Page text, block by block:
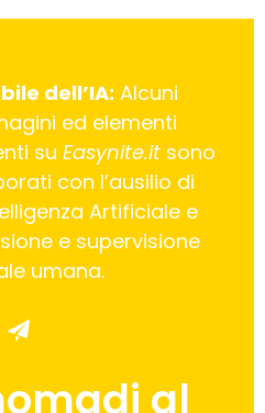
dell’IA: Alcuni
ed elementi
su Easynite.itsono
con l’ausilio di
Artificiale e
e supervisione
umana.
al